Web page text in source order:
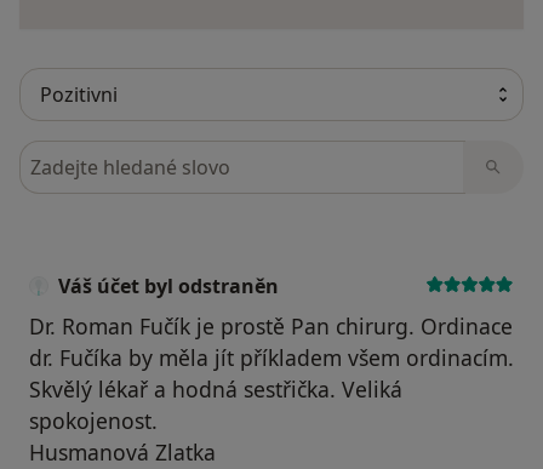
Hledejte v názorech
Váš účet byl odstraněn
Dr. Roman Fučík je prostě Pan chirurg. Ordinace
dr. Fučíka by měla jít příkladem všem ordinacím.
Skvělý lékař a hodná sestřička. Veliká
spokojenost.
Husmanová Zlatka